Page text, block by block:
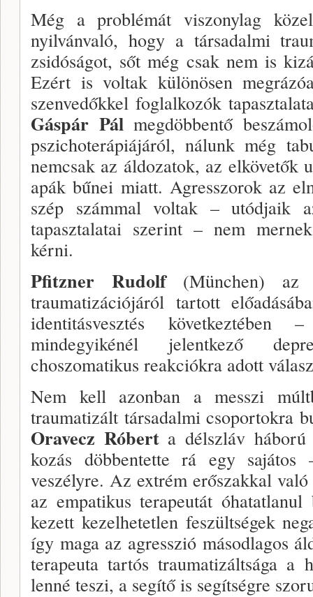
Még a problémát viszonylag
nyilvánvaló, hogy a társadalmi
zsidóságot, sőt még csak nem is
Ezért is voltak különösen
szenvedőkkel foglalkozók
Gáspár Pálmegdöbbentő
pszichoterápiájá­ról, nálunk még
nemcsak az áldozatok, az elkö­vetők
apák bűnei miatt. Agresszorok az
szép számmal vol­tak – utódjaik
tapasztalatai szerint – nem
kérni.
Pfitzner Rudolf (München) az
traumatizációjáról tartott
identitásvesztés
mindegyikénél jelentkező
choszomatikus reakciókra adott
Nem kell azonban a messzi
traumatizált tár­sadalmi csoportokra
Oravecz Róbert a dél­szláv
kozás döbbentette rá egy
veszélyre. Az ext­rém erőszakkal
az empatikus terapeutát
kezett kezelhetetlen feszültségek
így maga az agresszió másodlagos
terapeuta tartós traumatizáltsága a
lenné teszi, a segítő is segítségre